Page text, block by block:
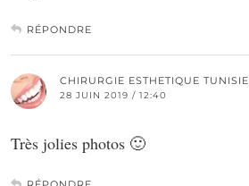
RÉPONDRE
CHIRURGIE ESTHETIQUE TUNISIE
28 JUIN 2019 / 12:40
Très jolies photos 🙂